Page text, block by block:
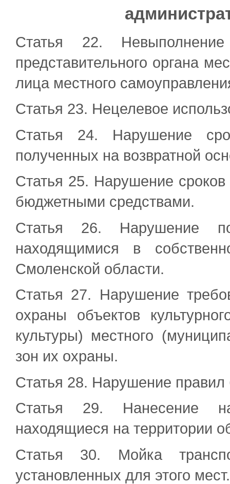
Статья 22.
представительного органа
лица местного
Статья 23. Нецелевое
Статья 24. Нарушение
полученных на возвратной
Статья 25. Нарушение
бюджетными средствами.
Статья 26. Нарушение
находящимися в
Смоленской области.
Статья 27. Нарушение
охраны объектов
культуры) местного
зон их охраны.
Статья 28. Нарушение правил
Статья 29. Нанесение
находящиеся на территории
Статья 30. Мойка
установленных для этого мест.